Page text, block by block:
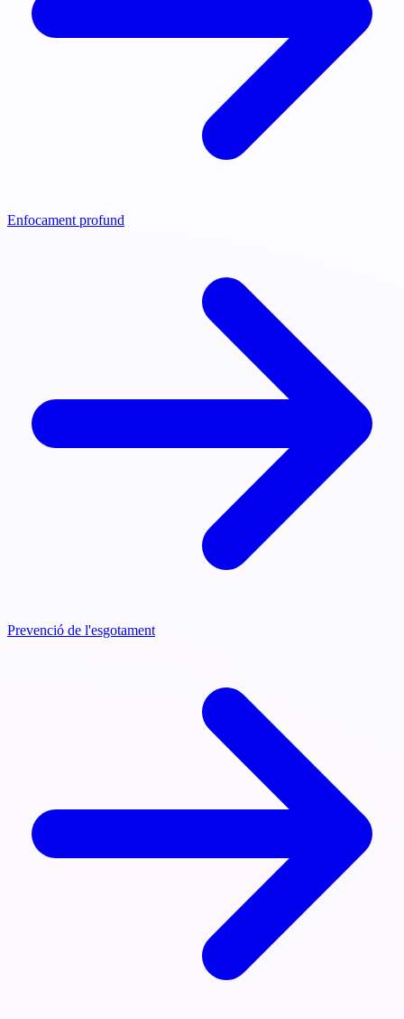
Enfocament profund
Prevenció de l'esgotament